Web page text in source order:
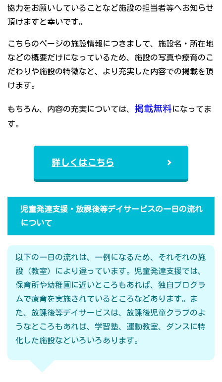
協力をお願いしていることなど施設の担当者等へお知らせ
頂けますと幸いです。
こちらのページの施設情報につきまして、施設名・所在地
などの概要だけになっているため、施設の写真や療育のこ
だわりや施設の特徴など、より充実した内容での掲載を頂
けます。
もちろん、内容の充実については、 掲載無料になってま
す。
詳しくはこちら
児童発達支援・放課後等デイサービスの一日の流れ
について
以下の一日の流れは、一例になるため、それぞれの施
設（教室）により違っています。児童発達支援では、
保育所や幼稚園に近いところもあれば、独自プログラ
ムで療育を実施されているところなどあります。ま
た、放課後等デイサービスは、放課後児童クラブのよ
うなところもあれば、学習塾、運動教室、ダンスに特
化した施設などいろいろあります。